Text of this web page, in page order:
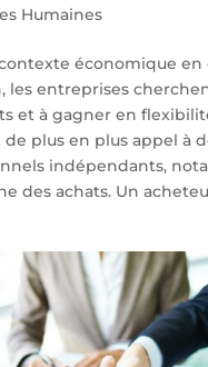
Humaines
économique en
les entreprises
et à gagner en
plus en plus appel à
indépendants,
des achats. Un